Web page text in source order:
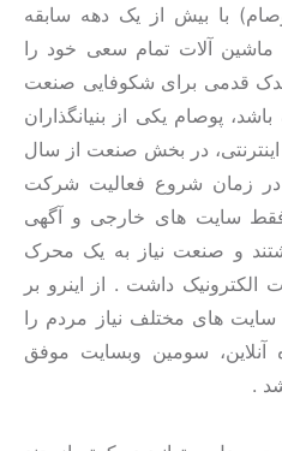
با بیش از یک دهه سابقه
آلات تمام سعی خود را
قدمی برای شکوفایی صنعت
پوصام یکی از بنیانگذاران
در بخش صنعت از سال
در زمان شروع فعالیت شرکت
سایت های خارجی و آگهی
و صنعت نیاز به یک محرک
داشت . از اینرو بر
سایت های مختلف نیاز مردم را
آنلاین، سومین وبسایت موفق
.